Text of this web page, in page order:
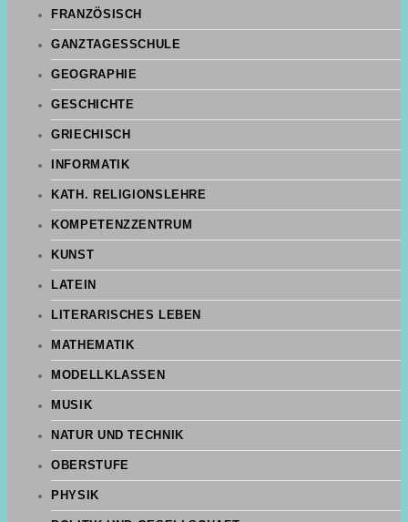
FRANZÖSISCH
GANZTAGESSCHULE
GEOGRAPHIE
GESCHICHTE
GRIECHISCH
INFORMATIK
KATH. RELIGIONSLEHRE
KOMPETENZZENTRUM
KUNST
LATEIN
LITERARISCHES LEBEN
MATHEMATIK
MODELLKLASSEN
MUSIK
NATUR UND TECHNIK
OBERSTUFE
PHYSIK